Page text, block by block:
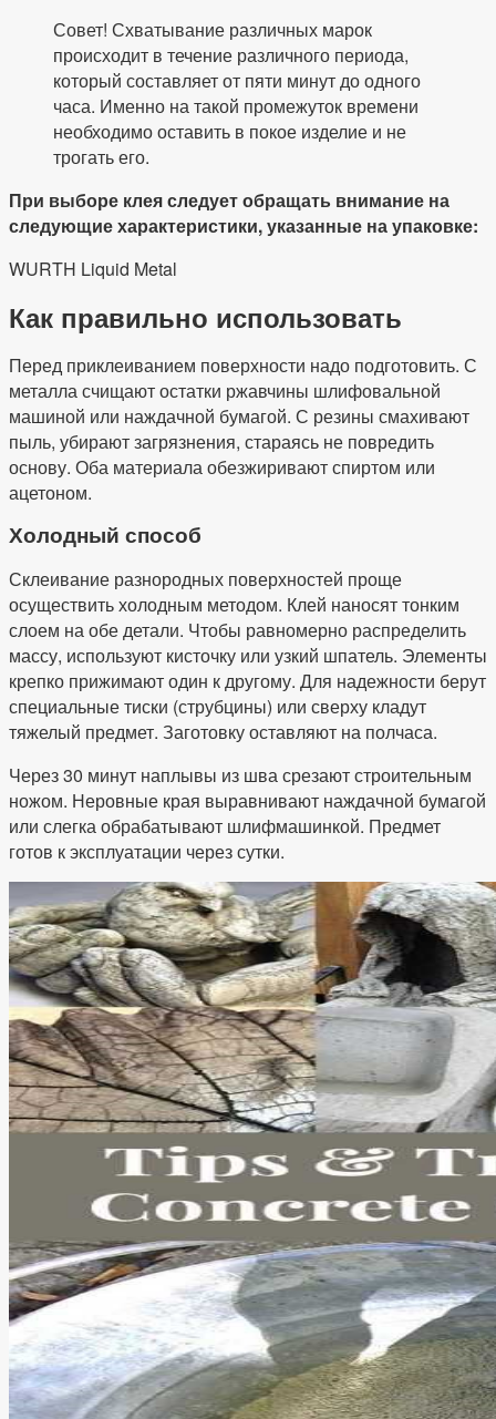
Совет! Схватывание различных марок
происходит в течение различного периода,
который составляет от пяти минут до одного
часа. Именно на такой промежуток времени
необходимо оставить в покое изделие и не
трогать его.
При выборе клея следует обращать внимание на
следующие характеристики, указанные на упаковке:
WURTH Liquid Metal
Как правильно использовать
Перед приклеиванием поверхности надо подготовить. С
металла счищают остатки ржавчины шлифовальной
машиной или наждачной бумагой. С резины смахивают
пыль, убирают загрязнения, стараясь не повредить
основу. Оба материала обезжиривают спиртом или
ацетоном.
Холодный способ
Склеивание разнородных поверхностей проще
осуществить холодным методом. Клей наносят тонким
слоем на обе детали. Чтобы равномерно распределить
массу, используют кисточку или узкий шпатель. Элементы
крепко прижимают один к другому. Для надежности берут
специальные тиски (струбцины) или сверху кладут
тяжелый предмет. Заготовку оставляют на полчаса.
Через 30 минут наплывы из шва срезают строительным
ножом. Неровные края выравнивают наждачной бумагой
или слегка обрабатывают шлифмашинкой. Предмет
готов к эксплуатации через сутки.